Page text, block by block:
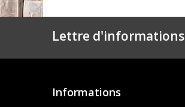
Lettre d'informations
Informations